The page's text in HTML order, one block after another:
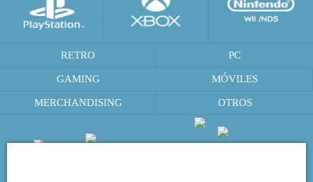
RETRO PC
GAMING MÓVILES
MERCHANDISING OTROS